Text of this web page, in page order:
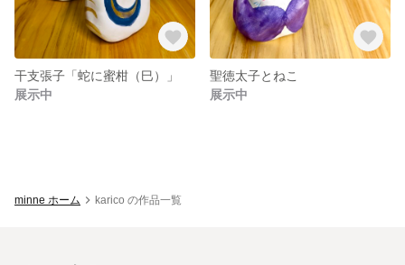
干支張子「蛇に蜜柑（巳）」
展示中
聖徳太子とねこ
展示中
minne ホーム karico の作品一覧